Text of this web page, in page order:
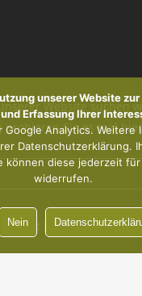
unserer Website suchen
probieren Sie es mal
by Freepik
unserer Website
Erfassung Ihrer
Google Analytics. Weitere
Datenschutzerklärung.
können diese jederzeit
widerrufen.
Nein